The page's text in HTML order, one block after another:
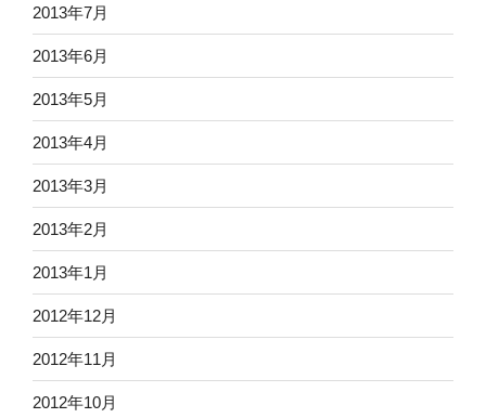
2013年7月
2013年6月
2013年5月
2013年4月
2013年3月
2013年2月
2013年1月
2012年12月
2012年11月
2012年10月